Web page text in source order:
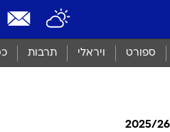
ספורט ויראלי תרבות